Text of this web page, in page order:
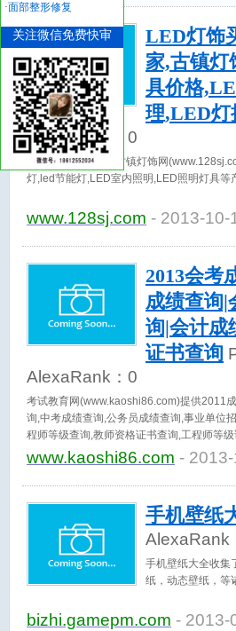
LED灯饰
家,古镇灯
具价格
理,LED灯
AlexaRank： 0
LED灯饰买家信息-古镇灯饰网
灯,led节能灯,LED室内照明,LED照明灯具等
www.128sj.com - 2013-10-
2013会考
成绩查询|
询|会计成
证书查询
AlexaRank： 0
考试教育网(www.kaoshi86.com)提供2011
询,中考成绩查询,公务员成绩查询,事业单位
程师等级查询,教师资格证书查询,工程师等
www.kaoshi86.com -
手机壁纸
AlexaRank
手机壁纸大全收集
纸，动态壁纸，等
bizhi.gamepm.com - 2013-
·面部整形修复
关注微信免费快审